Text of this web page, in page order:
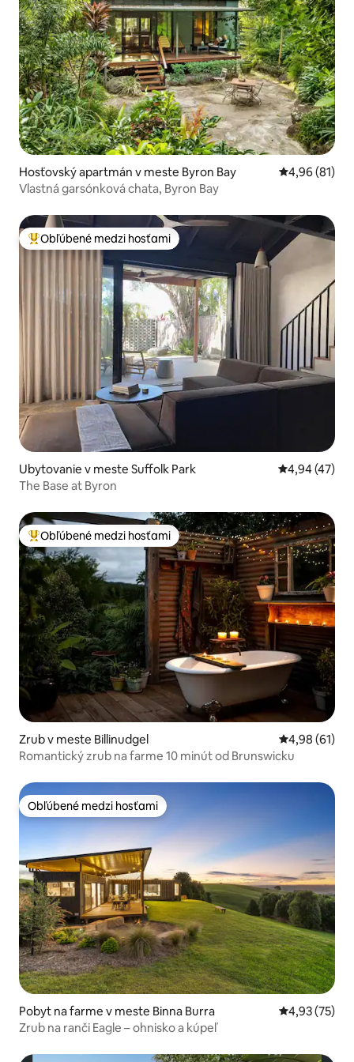
Hosťovský apartmán v meste Byron Bay Priemerné
4,96 (81)
Vlastná garsónková chata, Byron Bay
Najobľúbenejšie medzi hosťami
Obľúbené medzi hosťami
Ubytovanie v meste Suffolk Park Priemerné
4,94 (47)
The Base at Byron
Najobľúbenejšie medzi hosťami
Obľúbené medzi hosťami
Zrub v meste Billinudgel Priemerné
4,98 (61)
Romantický zrub na farme 10 minút od Brunswicku
Obľúbené medzi hosťami
Obľúbené medzi hosťami
Pobyt na farme v meste Binna Burra Priemerné
4,93 (75)
Zrub na ranči Eagle – ohnisko a kúpeľ